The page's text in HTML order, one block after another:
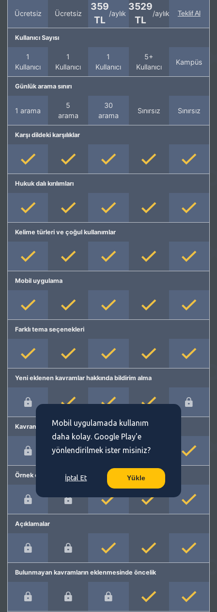
Ücretsiz Ücretsiz
359
TL
/aylık
3529
TL
/aylık Teklif Al
Kullanıcı Sayısı
1
Kullanıcı
1
Kullanıcı
1
Kullanıcı
5+
Kullanıcı
Kampüs
Günlük arama sınırı
1 arama
5
arama
30
arama
Sınırsız Sınırsız
Karşı dildeki karşılıklar
Hukuk dalı kırılımları
Kelime türleri ve çoğul kullanımlar
Mobil uygulama
Farklı tema seçenekleri
Yeni eklenen kavramlar hakkında bildirim alma
Kavram önerme
Örnek cümleler
Açıklamalar
Bulunmayan kavramların eklenmesinde öncelik
Mobil uygulamada kullanım
daha kolay. Google Play'e
yönlendirilmek ister misiniz?
İptal Et Yükle